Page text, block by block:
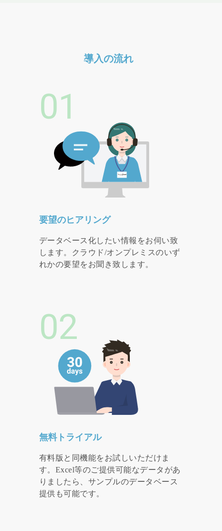
導入の流れ
01
要望のヒアリング
データベース化したい情報をお伺い致
します。クラウド/オンプレミスのいず
れかの要望をお聞き致します。
02
無料トライアル
有料版と同機能をお試しいただけま
す。Excel等のご提供可能なデータがあ
りましたら、サンプルのデータベース
提供も可能です。